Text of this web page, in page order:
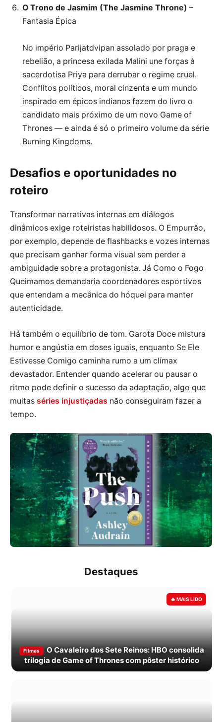
O Trono de Jasmim (The Jasmine Throne) –
Fantasia Épica
No império Parijatdvipan assolado por praga e
rebelião, a princesa exilada Malini une forças à
sacerdotisa Priya para derrubar o regime cruel.
Conflitos políticos, moral cinzenta e um mundo
inspirado em épicos indianos fazem do livro o
candidato mais próximo de um novo Game of
Thrones — e ainda é só o primeiro volume da série
Burning Kingdoms.
Desafios e oportunidades no
roteiro
Transformar narrativas internas em diálogos
dinâmicos exige roteiristas habilidosos. O Empurrão,
por exemplo, depende de flashbacks e vozes internas
que precisam ganhar forma visual sem perder a
ambiguidade sobre a protagonista. Já Como o Fogo
Queimamos demandaria coordenadores esportivos
que entendam a mecânica do hóquei para manter
autenticidade.
Há também o equilíbrio de tom. Garota Doce mistura
humor e angústia em doses iguais, enquanto Se Ele
Estivesse Comigo caminha rumo a um clímax
devastador. Entender quando acelerar ou pausar o
ritmo pode definir o sucesso da adaptação, algo que
muitas séries injustiçadas não conseguiram fazer a
tempo.
Destaques
Filmes
O Cavaleiro dos Sete Reinos: HBO consolida
trilogia de Game of Thrones com pôster histórico